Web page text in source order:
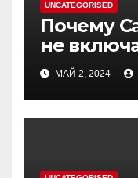
UNCATEGORISED
Почему
не
причины
решения
МАЙ 2, 2024